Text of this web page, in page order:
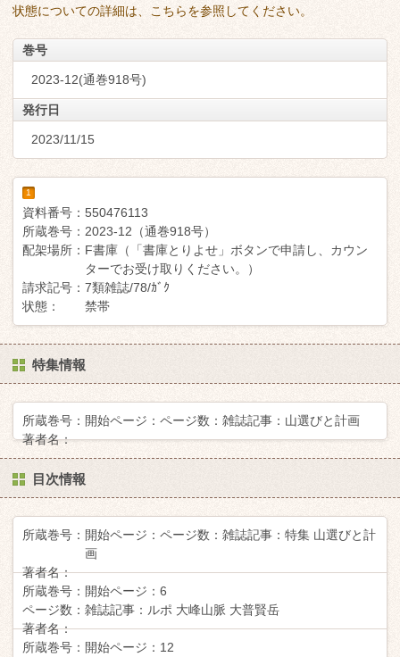
状態についての詳細は、こちらを参照してください。
巻号
2023-12(通巻918号)
発行日
2023/11/15
1
資料番号： 550476113
所蔵巻号： 2023-12（通巻918号）
配架場所： F書庫（「書庫とりよせ」ボタンで申請し、カウン
ターでお受け取りください。）
請求記号： 7類雑誌/78/ｶﾞｸ
状態：
禁帯
特集情報
所蔵巻号： 開始ページ： ページ数： 雑誌記事： 山選びと計画
著者名：
目次情報
所蔵巻号： 開始ページ： ページ数： 雑誌記事： 特集 山選びと計
画
著者名：
所蔵巻号： 開始ページ： 6
ページ数： 雑誌記事： ルポ 大峰山脈 大普賢岳
著者名：
所蔵巻号： 開始ページ： 12